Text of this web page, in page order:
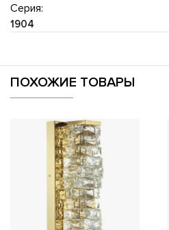
Серия:
1904
ПОХОЖИЕ ТОВАРЫ